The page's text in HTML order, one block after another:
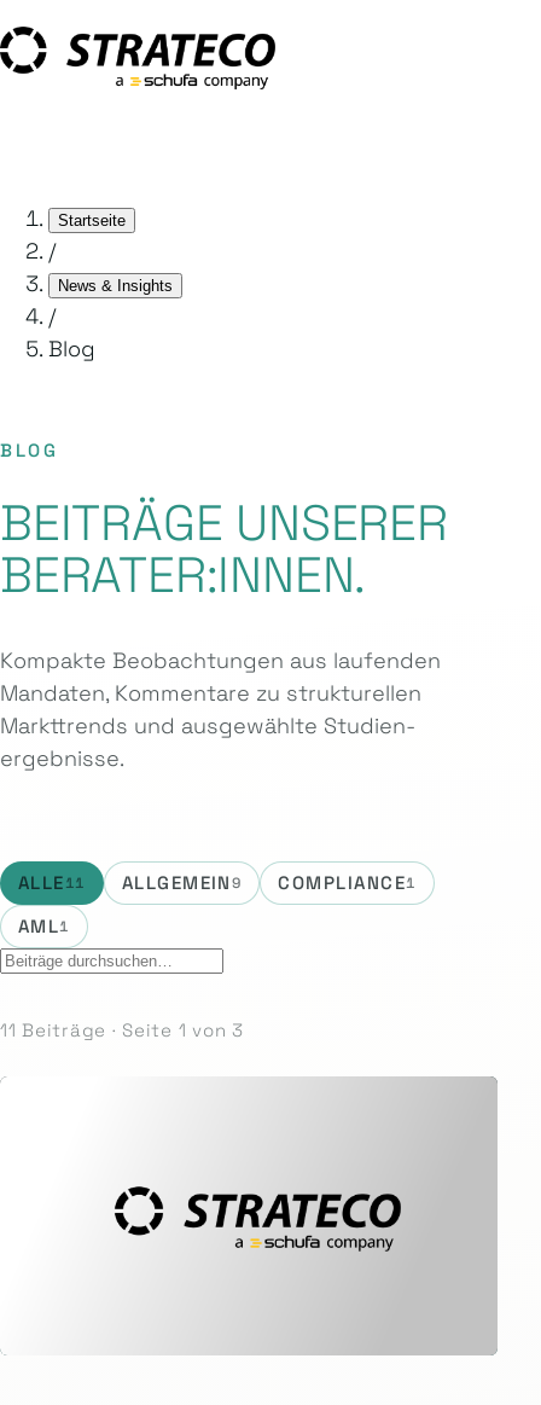
Startseite
/
News & Insights
/
Blog
BLOG
BEITRÄGE UNSERER
BERATER:INNEN.
Kompakte Beobachtungen aus laufenden
Mandaten, Kommentare zu strukturellen
Markttrends und ausgewählte Studien­
ergebnisse.
ALLE11 ALLGEMEIN9 COMPLIANCE1
AML1
11 Beiträge · Seite 1 von 3